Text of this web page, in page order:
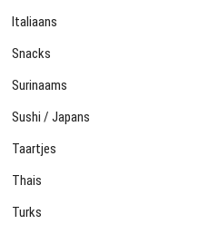
Italiaans
Snacks
Surinaams
Sushi / Japans
Taartjes
Thais
Turks